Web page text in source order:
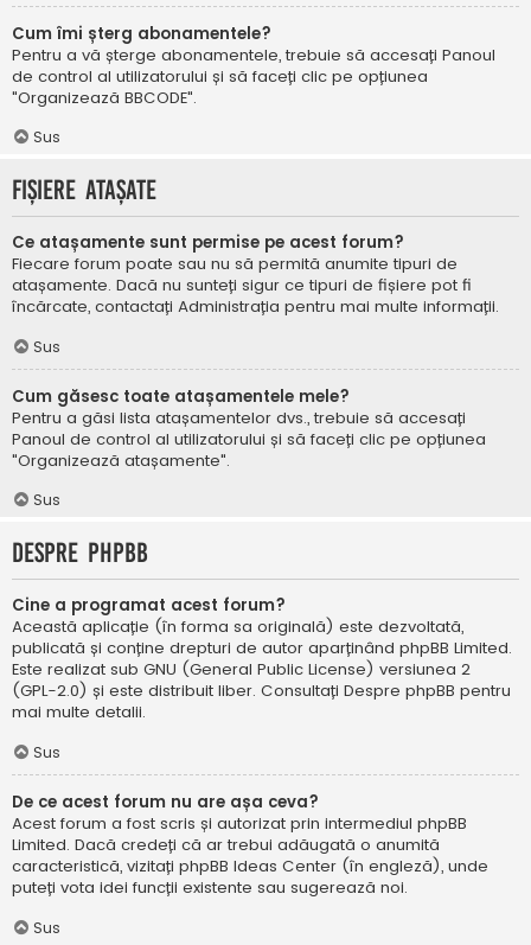
Cum îmi șterg abonamentele?
Pentru a vă șterge abonamentele, trebuie să accesați Panoul
de control al utilizatorului și să faceți clic pe opțiunea
"Organizează BBCODE".
Sus
Fișiere atașate
Ce atașamente sunt permise pe acest forum?
Fiecare forum poate sau nu să permită anumite tipuri de
atașamente. Dacă nu sunteți sigur ce tipuri de fișiere pot fi
încărcate, contactați Administrația pentru mai multe informații.
Sus
Cum găsesc toate atașamentele mele?
Pentru a găsi lista atașamentelor dvs., trebuie să accesați
Panoul de control al utilizatorului și să faceți clic pe opțiunea
"Organizează atașamente".
Sus
Despre phpBB
Cine a programat acest forum?
Această aplicație (în forma sa originală) este dezvoltată,
publicată și conține drepturi de autor aparținând phpBB Limited.
Este realizat sub GNU (General Public License) versiunea 2
(GPL-2.0) și este distribuit liber. Consultați Despre phpBB pentru
mai multe detalii.
Sus
De ce acest forum nu are așa ceva?
Acest forum a fost scris și autorizat prin intermediul phpBB
Limited. Dacă credeți că ar trebui adăugată o anumită
caracteristică, vizitați phpBB Ideas Center (în engleză), unde
puteți vota idei funcții existente sau sugerează noi.
Sus